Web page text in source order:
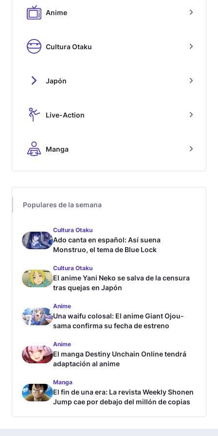
Anime
Cultura Otaku
Japón
Live-Action
Manga
Populares de la semana
Cultura Otaku
Ado canta en español: Así suena
Monstruo, el tema de Blue Lock
Cultura Otaku
El anime Yani Neko se salva de la censura
tras quejas en Japón
Anime
Una waifu colosal: El anime Giant Ojou-
sama confirma su fecha de estreno
Anime
El manga Destiny Unchain Online tendrá
adaptación al anime
Manga
El fin de una era: La revista Weekly Shonen
Jump cae por debajo del millón de copias